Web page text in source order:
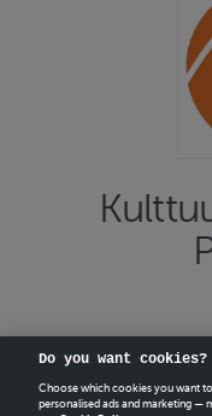
osuuskunta. Teemme
kulttuurien ja taiteiden
asiantuntijapalveluja.
Do you want cookies?
Choose which cookies you want
personalised ads and marketing —